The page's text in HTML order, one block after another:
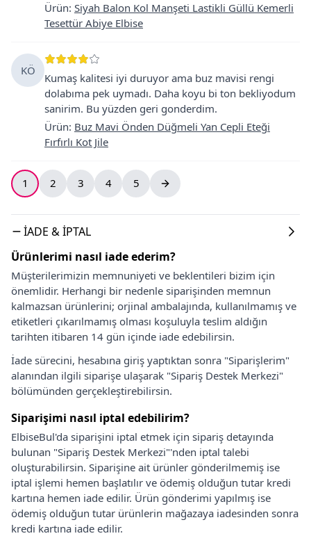
Ürün: Siyah Balon Kol Manşeti Lastikli Güllü Kemerli
Tesettür Abiye Elbise
KÖ
Kumaş kalitesi iyi duruyor ama buz mavisi rengi
dolabıma pek uymadı. Daha koyu bi ton bekliyodum
sanirim. Bu yüzden geri gonderdim.
Ürün: Buz Mavi Önden Düğmeli Yan Cepli Eteği
Fırfırlı Kot Jile
1 2 3 4 5
İADE & İPTAL
Ürünlerimi nasıl iade ederim?
Müşterilerimizin memnuniyeti ve beklentileri bizim için
önemlidir. Herhangi bir nedenle siparişinden memnun
kalmazsan ürünlerini; orjinal ambalajında, kullanılmamış ve
etiketleri çıkarılmamış olması koşuluyla teslim aldığın
tarihten itibaren 14 gün içinde iade edebilirsin.
İade sürecini, hesabına giriş yaptıktan sonra "Siparişlerim"
alanından ilgili siparişe ulaşarak "Sipariş Destek Merkezi"
bölümünden gerçekleştirebilirsin.
Siparişimi nasıl iptal edebilirim?
ElbiseBul'da siparişini iptal etmek için sipariş detayında
bulunan "Sipariş Destek Merkezi"'nden iptal talebi
oluşturabilirsin. Siparişine ait ürünler gönderilmemiş ise
iptal işlemi hemen başlatılır ve ödemiş olduğun tutar kredi
kartına hemen iade edilir. Ürün gönderimi yapılmış ise
ödemiş olduğun tutar ürünlerin mağazaya iadesinden sonra
kredi kartına iade edilir.